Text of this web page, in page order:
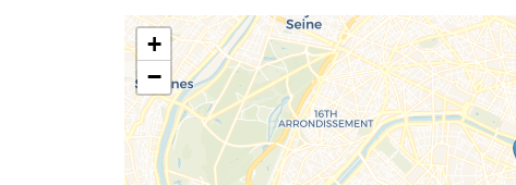
+
−